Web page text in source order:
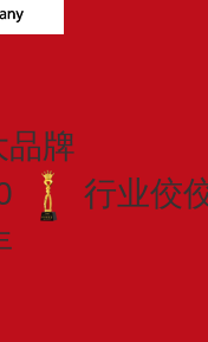
品牌
行业佼